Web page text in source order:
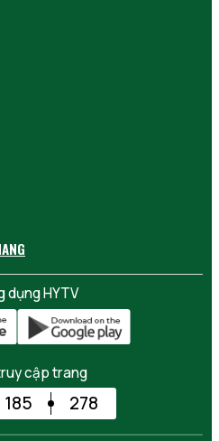
dụng HYTV
cập trang
185 278